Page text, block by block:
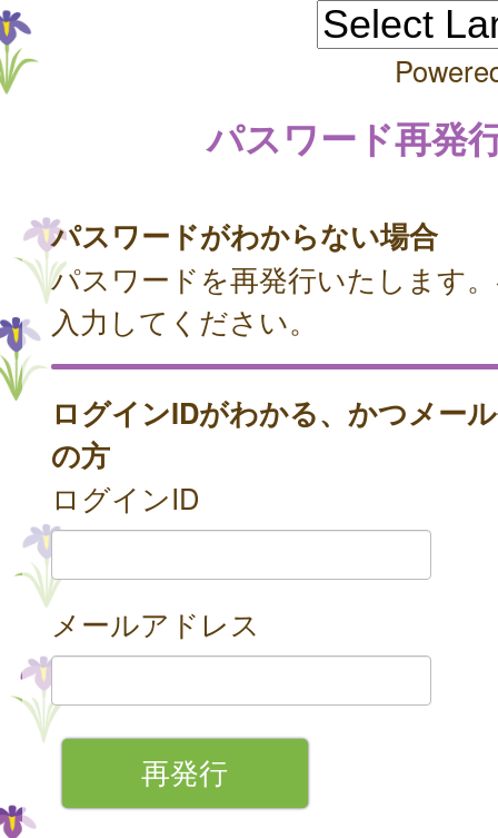
パスワード再発
パスワードがわからない場合
パスワードを再発行いたします
入力してください。
ログインIDがわかる、かつメー
の方
ログインID
メールアドレス